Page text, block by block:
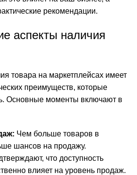
рекомендации.
аспекты наличия
товара на маркетплейсах имеет
преимуществ, которые
Основные моменты включают в
Чем больше товаров в
шансов на продажу.
что доступность
влияет на уровень продаж.